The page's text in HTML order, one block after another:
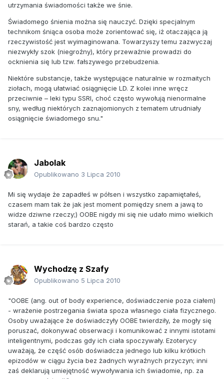
utrzymania świadomości także we śnie.
Świadomego śnienia można się nauczyć. Dzięki specjalnym
technikom śniąca osoba może zorientować się, iż otaczająca ją
rzeczywistość jest wyimaginowana. Towarzyszy temu zazwyczaj
niezwykły szok (niegroźny), który przeważnie prowadzi do
ocknienia się lub tzw. fałszywego przebudzenia.
Niektóre substancje, także występujące naturalnie w rozmaitych
ziołach, mogą ułatwiać osiągnięcie LD. Z kolei inne wręcz
przeciwnie – leki typu SSRI, choć często wywołują nienormalne
sny, według niektórych zaznajomionych z tematem utrudniały
osiągnięcie świadomego snu."
Jabolak
Opublikowano 3 Lipca 2010
Mi się wydaje że zapadłeś w półsen i wszystko zapamiętałeś,
czasem mam tak że jak jest moment pomiędzy snem a jawą to
widze dziwne rzeczy;) OOBE nigdy mi się nie udało mimo wielkich
starań, a takie coś bardzo często
Wychodzę z Szafy
Opublikowano 5 Lipca 2010
"OOBE (ang. out of body experience, doświadczenie poza ciałem)
- wrażenie postrzegania świata spoza własnego ciała fizycznego.
Osoby uważające że doświadczyły OOBE twierdziły, że mogły się
poruszać, dokonywać obserwacji i komunikować z innymi istotami
inteligentnymi, podczas gdy ich ciała spoczywały. Ezoterycy
uważają, że część osób doświadcza jednego lub kilku krótkich
epizodów w ciągu życia bez żadnych wyraźnych przyczyn; inni
zaś deklarują umiejętność wywoływania ich świadomie, np. za